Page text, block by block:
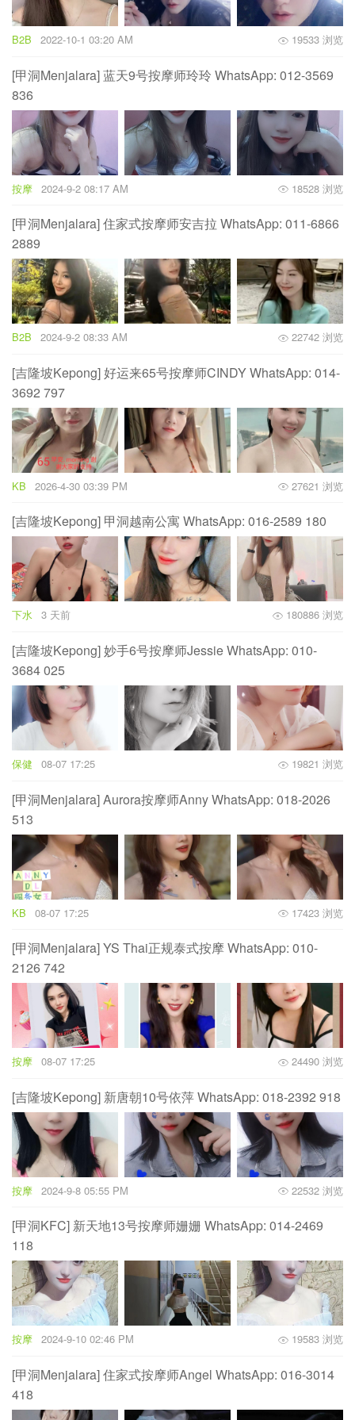
B2B 2022-10-1 03:20 AM 19533 浏览
[甲洞Menjalara] 蓝天9号按摩师玲玲 WhatsApp: 012-3569
836
按摩 2024-9-2 08:17 AM 18528 浏览
[甲洞Menjalara] 住家式按摩师安吉拉 WhatsApp: 011-6866
2889
B2B 2024-9-2 08:33 AM 22742 浏览
[吉隆坡Kepong] 好运来65号按摩师CINDY WhatsApp: 014-
3692 797
KB 2026-4-30 03:39 PM 27621 浏览
[吉隆坡Kepong] 甲洞越南公寓 WhatsApp: 016-2589 180
下水 3 天前 180886 浏览
[吉隆坡Kepong] 妙手6号按摩师Jessie WhatsApp: 010-
3684 025
保健 08-07 17:25 19821 浏览
[甲洞Menjalara] Aurora按摩师Anny WhatsApp: 018-2026
513
KB 08-07 17:25 17423 浏览
[甲洞Menjalara] YS Thai正规泰式按摩 WhatsApp: 010-
2126 742
按摩 08-07 17:25 24490 浏览
[吉隆坡Kepong] 新唐朝10号依萍 WhatsApp: 018-2392 918
按摩 2024-9-8 05:55 PM 22532 浏览
[甲洞KFC] 新天地13号按摩师姗姗 WhatsApp: 014-2469
118
按摩 2024-9-10 02:46 PM 19583 浏览
[甲洞Menjalara] 住家式按摩师Angel WhatsApp: 016-3014
418